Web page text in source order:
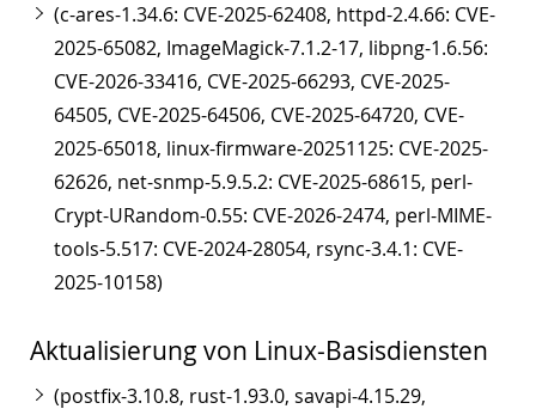
(c-ares-1.34.6: CVE-2025-62408, httpd-2.4.66: CVE-
2025-65082, ImageMagick-7.1.2-17, libpng-1.6.56:
CVE-2026-33416, CVE-2025-66293, CVE-2025-
64505, CVE-2025-64506, CVE-2025-64720, CVE-
2025-65018, linux-firmware-20251125: CVE-2025-
62626, net-snmp-5.9.5.2: CVE-2025-68615, perl-
Crypt-URandom-0.55: CVE-2026-2474, perl-MIME-
tools-5.517: CVE-2024-28054, rsync-3.4.1: CVE-
2025-10158)
Aktualisierung von Linux-Basisdiensten
(postfix-3.10.8, rust-1.93.0, savapi-4.15.29,